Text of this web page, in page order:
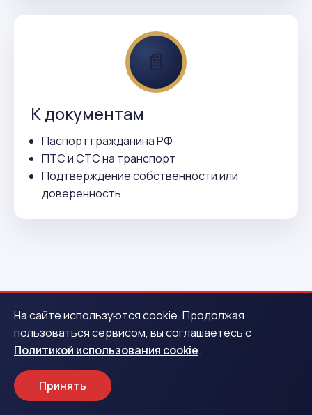
📄
К документам
Паспорт гражданина РФ
ПТС и СТС на транспорт
Подтверждение собственности или
доверенность
ВСЕГО 3 ДЕЙСТВИЯ
Как получить деньги в
Прохладном
На сайте используются cookie. Продолжая
пользоваться сервисом, вы соглашаетесь с
Политикой использования cookie.
Принять